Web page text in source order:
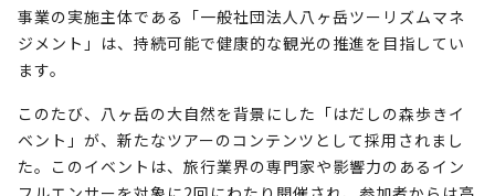
事業の実施主体である「一般社団法人八ヶ岳ツーリズムマネ
ジメント」は、持続可能で健康的な観光の推進を目指してい
ます。
このたび、八ヶ岳の大自然を背景にした「はだしの森歩きイ
ベント」が、新たなツアーのコンテンツとして採用されまし
た。このイベントは、旅行業界の専門家や影響力のあるイン